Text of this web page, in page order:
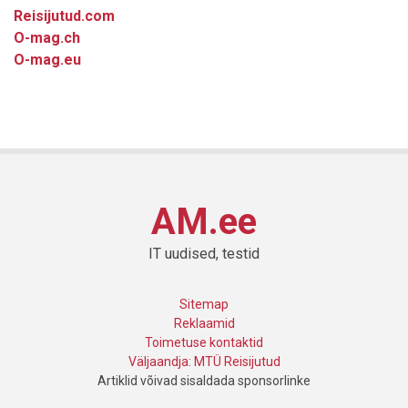
Reisijutud.com
O-mag.ch
O-mag.eu
AM.ee
IT uudised, testid
Sitemap
Reklaamid
Toimetuse kontaktid
Väljaandja: MTÜ Reisijutud
Artiklid võivad sisaldada sponsorlinke